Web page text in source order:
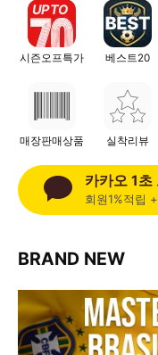
UP TO
시즌오프특가 베스트20
매장판매상품 실착리뷰
카카오 1초
회원1%적립
BRAND NEW